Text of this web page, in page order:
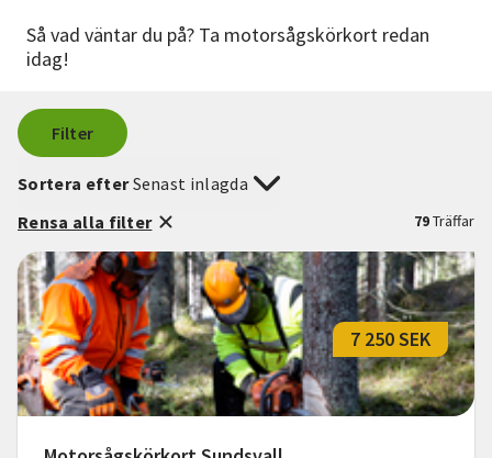
Så vad väntar du på? Ta motorsågskörkort redan
idag!
Filter
79Träffar
Sortera efterSenast inlagda
Rensa alla filter
7 250 SEK